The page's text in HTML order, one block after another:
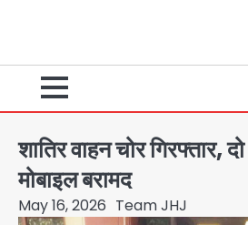
शातिर वाहन चोर गिरफ्तार,
मोबाइल बरामद
May 16, 2026 Team JHJ